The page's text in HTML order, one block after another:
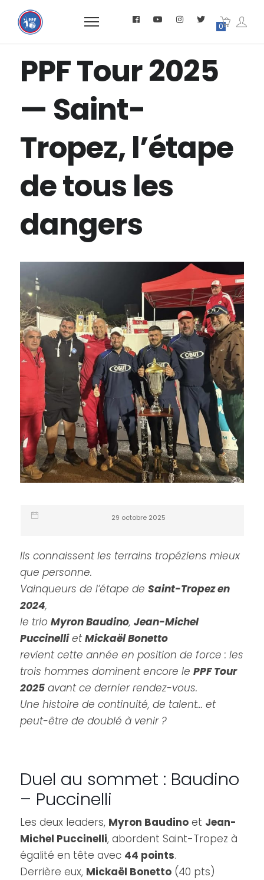
0
PPF Tour 2025
— Saint-
Tropez, l’étape
de tous les
dangers
29 octobre 2025
Ils connaissent les terrains tropéziens mieux
que personne.
Vainqueurs de l’étape deSaint-Tropez en
2024,
le trioMyron Baudino,Jean-Michel
PuccinellietMickaël Bonetto
revient cette année en position de force : les
trois hommes dominent encore lePPF Tour
2025 avant ce dernier rendez-vous.
Une histoire de continuité, de talent… et
peut-être de doublé à venir ?
Duel au sommet : Baudino
– Puccinelli
Les deux leaders, Myron Baudino et Jean-
Michel Puccinelli, abordent Saint-Tropez à
égalité en tête avec 44 points.
Derrière eux, Mickaël Bonetto (40 pts)